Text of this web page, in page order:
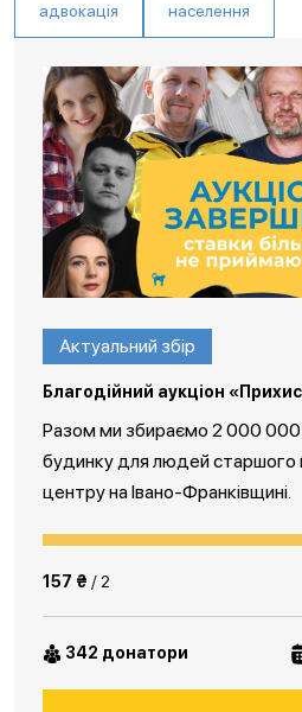
адвокація населення
Актуальний збір
Благодійний аукціон
Разом ми збираємо 2 000 000
будинку для людей старшого
центру на Івано-Франківщині.
157 ₴ / 2
342 донатори